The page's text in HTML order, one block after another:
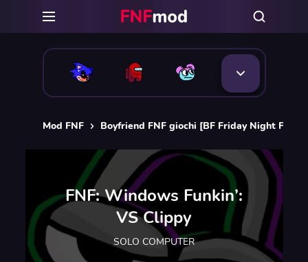
Mod FNF Boyfriend FNF giochi [BF Friday Night
FNF: Windows Funkin’:
VS Clippy
SOLO COMPUTER